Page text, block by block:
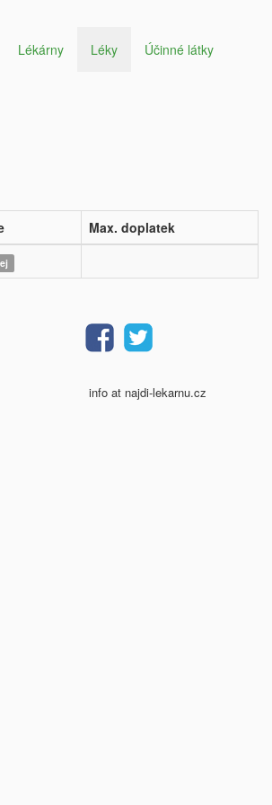
Lékárny Léky Účinné látky
Max. doplatek
info at najdi-lekarnu.cz